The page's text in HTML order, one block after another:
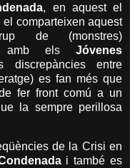
, en aquest el
el comparteixen aquest
de (monstres)
amb els Jóvenes
discrepàncies entre
es fan més que
fer front comú a un
la sempre perillosa
de la Crisi en
i també es